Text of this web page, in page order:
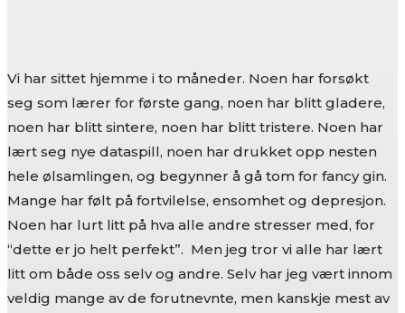
Vi har sittet hjemme i to måneder. Noen har forsøkt
seg som lærer for første gang, noen har blitt gladere,
noen har blitt sintere, noen har blitt tristere. Noen har
lært seg nye dataspill, noen har drukket opp nesten
hele ølsamlingen, og begynner å gå tom for fancy gin.
Mange har følt på fortvilelse, ensomhet og depresjon.
Noen har lurt litt på hva alle andre stresser med, for
“dette er jo helt perfekt”. Men jeg tror vi alle har lært
litt om både oss selv og andre. Selv har jeg vært innom
veldig mange av de forutnevnte, men kanskje mest av